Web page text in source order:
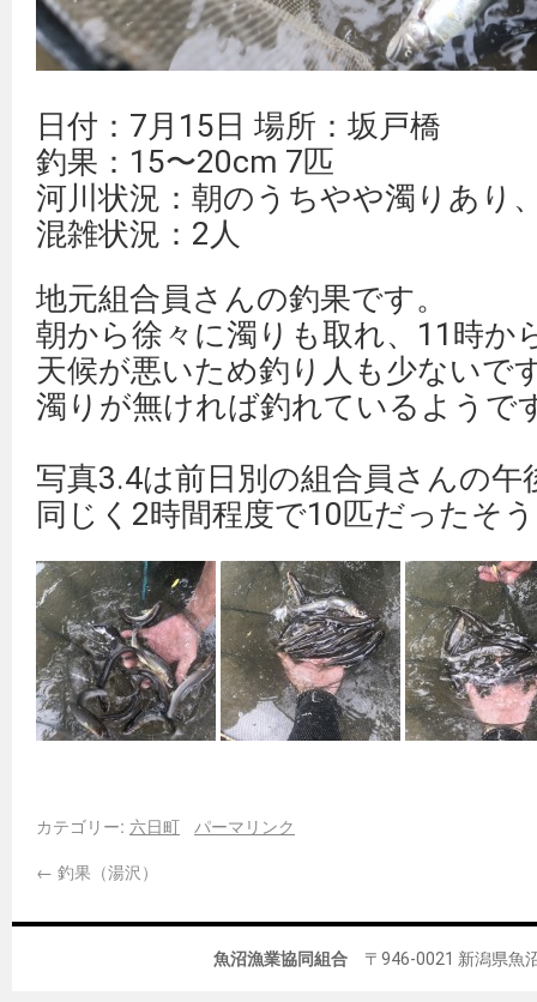
日付：7月15日 場所：坂戸橋
釣果：15〜20cm 7匹
河川状況：朝のうちやや濁りあり
混雑状況：2人
地元組合員さんの釣果です。
朝から徐々に濁りも取れ、11時か
天候が悪いため釣り人も少ないで
濁りが無ければ釣れているようで
写真3.4は前日別の組合員さんの
同じく2時間程度で10匹だったそ
カテゴリー: 六日町
パーマリンク
← 釣果（湯沢）
魚沼漁業協同組合 〒946-0021 新潟県魚